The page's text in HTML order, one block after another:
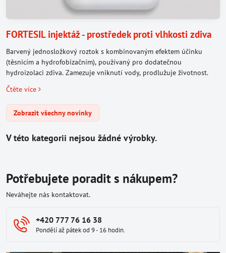
FORTESIL injektáž - prostředek proti vlhkosti zdiva
Barvený jednosložkový roztok s kombinovaným efektem účinku
(těsnicím a hydrofobizačním), používaný pro dodatečnou
hydroizolaci zdiva. Zamezuje vniknutí vody, prodlužuje životnost.
Čtěte více
Zobrazit všechny novinky
Potřebujete poradit s nákupem?
Neváhejte nás kontaktovat.
+420 777 76 16 38
Pondělí až pátek od 9 - 16 hodin.